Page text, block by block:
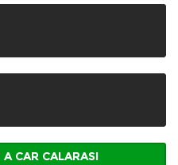
A CAR CALARASI